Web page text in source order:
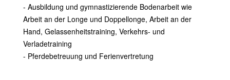
- Ausbildung und gymnastizierende Bodenarbeit wie
Arbeit an der Longe und Doppellonge, Arbeit an der
Hand, Gelassenheitstraining, Verkehrs- und
Verladetraining
- Pferdebetreuung und Ferienvertretung